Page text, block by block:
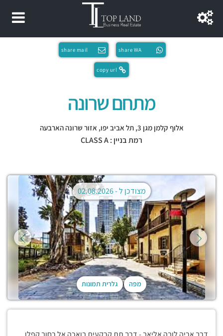
share WA
share mail
copy url
מתחם שרונה
אלוף קלמן מגן 3, תל אביב יפו, אזור שרונה הארבעה
רמת בניין : CLASS A
מפה גלרית תמונות
מצודכן ל -02.08.2026